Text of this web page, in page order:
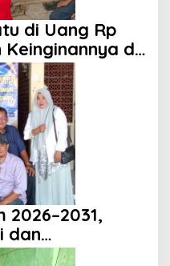
di Uang Rp
di
2026–2031,
dan